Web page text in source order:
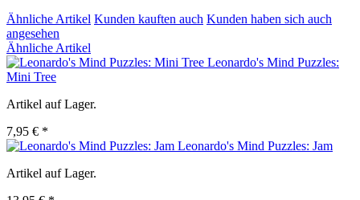
Ähnliche Artikel Kunden kauften auch Kunden haben sich auch
angesehen
Ähnliche Artikel
Leonardo's Mind Puzzles:
Mini Tree
Artikel auf Lager.
7,95 € *
Leonardo's Mind Puzzles: Jam
Artikel auf Lager.